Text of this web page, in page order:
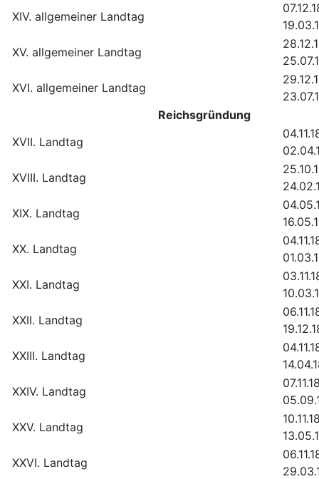
XIV. allgemeiner Landtag
XV. allgemeiner Landtag
XVI. allgemeiner Landtag
Reichsgründung
XVII. Landtag
XVIII. Landtag
XIX. Landtag
XX. Landtag
XXI. Landtag
XXII. Landtag
XXIII. Landtag
XXIV. Landtag
XXV. Landtag
XXVI. Landtag